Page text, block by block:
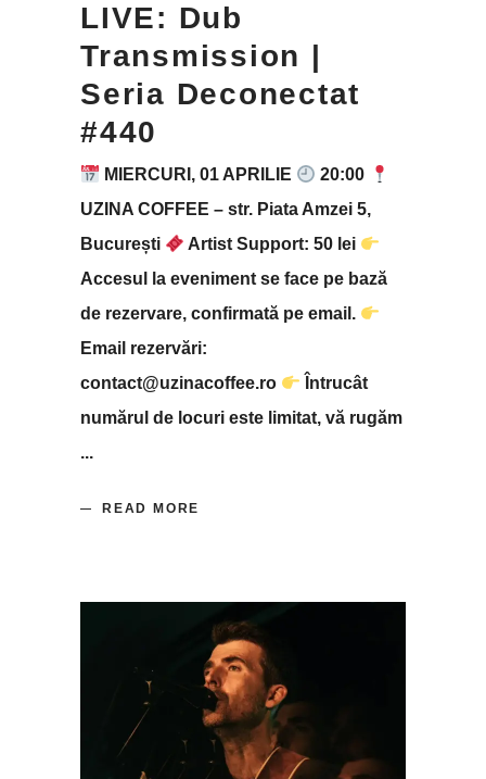
LIVE: Dub
Transmission |
Seria Deconectat
#440
MIERCURI, 01 APRILIE
20:00
UZINA COFFEE – str. Piata Amzei 5,
București
Artist Support: 50 lei
Accesul la eveniment se face pe bază
de rezervare, confirmată pe email.
Email rezervări:
contact@uzinacoffee.ro
Întrucât
numărul de locuri este limitat, vă rugăm
READ MORE